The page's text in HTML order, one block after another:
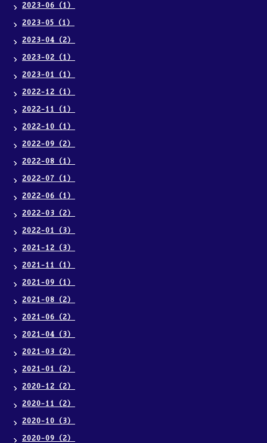
2023-06（1）
2023-05（1）
2023-04（2）
2023-02（1）
2023-01（1）
2022-12（1）
2022-11（1）
2022-10（1）
2022-09（2）
2022-08（1）
2022-07（1）
2022-06（1）
2022-03（2）
2022-01（3）
2021-12（3）
2021-11（1）
2021-09（1）
2021-08（2）
2021-06（2）
2021-04（3）
2021-03（2）
2021-01（2）
2020-12（2）
2020-11（2）
2020-10（3）
2020-09（2）